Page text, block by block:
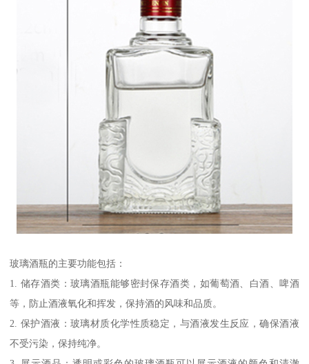
玻璃酒瓶的主要功能包括：
1. 储存酒类：玻璃酒瓶能够密封保存酒类，如葡萄酒、白酒、啤酒
等，防止酒液氧化和挥发，保持酒的风味和品质。
2. 保护酒液：玻璃材质化学性质稳定，与酒液发生反应，确保酒液
不受污染，保持纯净。